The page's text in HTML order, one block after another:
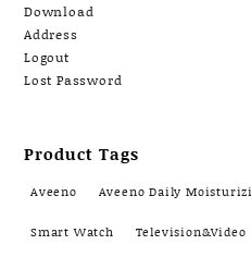
Download
Address
Logout
Lost Password
Product Tags
Aveeno Aveeno Daily
Smart Watch Television&Video